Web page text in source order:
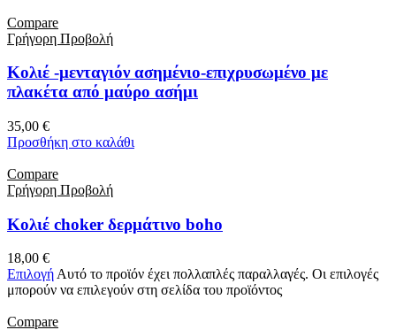
Compare
Γρήγορη Προβολή
Κολιέ -μενταγιόν ασημένιο-επιχρυσωμένο με
πλακέτα από μαύρο ασήμι
35,00 €
Προσθήκη στο καλάθι
Compare
Γρήγορη Προβολή
Κολιέ choker δερμάτινο boho
18,00 €
Επιλογή Αυτό το προϊόν έχει πολλαπλές παραλλαγές. Οι επιλογές
μπορούν να επιλεγούν στη σελίδα του προϊόντος
Compare